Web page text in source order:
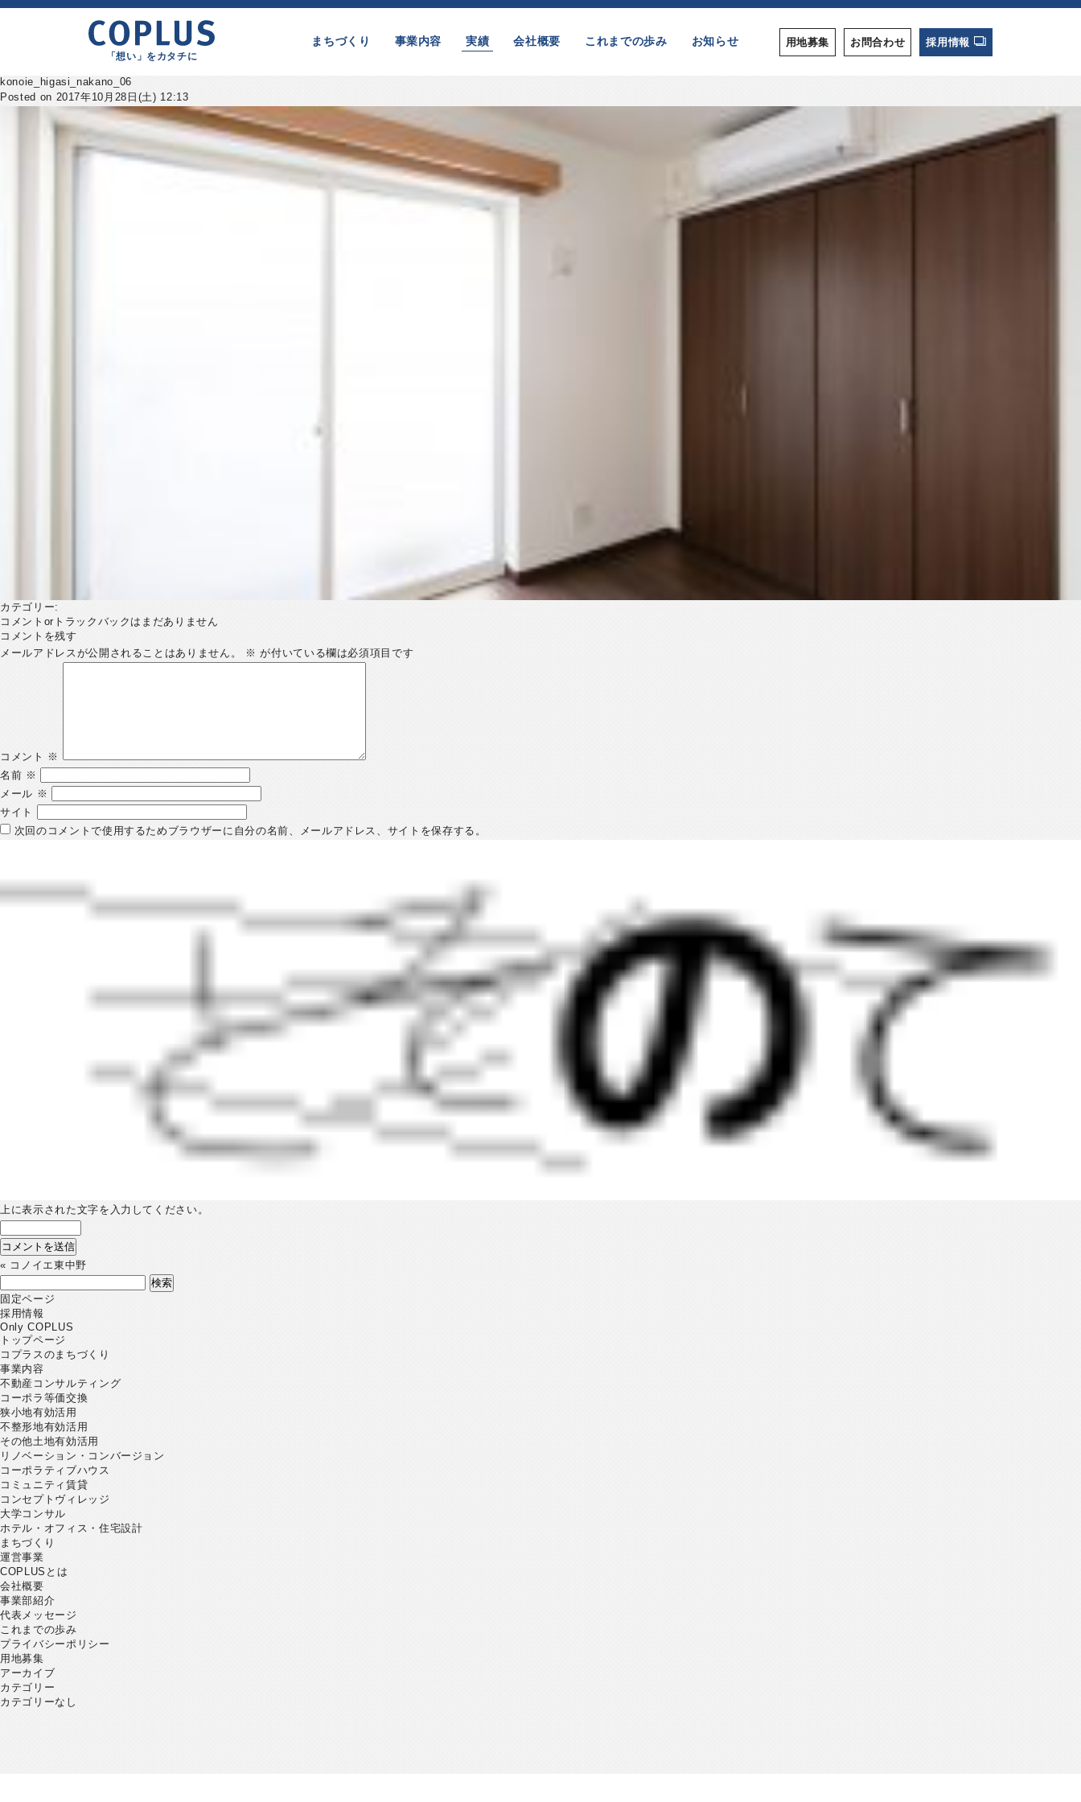
「想い」をカタチに
まちづくり 事業内容 実績 会社概要 これまでの歩み お知らせ 用地募集 お問合わせ 採用情報
konoie_higasi_nakano_06
Posted on 2017年10月28日(土) 12:13
カテゴリー:
コメントorトラックバックはまだありません
コメントを残す
メールアドレスが公開されることはありません。
※ が付いている欄は必須項目です
コメント
※
名前 ※
メール ※
サイト
次回のコメントで使用するためブラウザーに自分の名前、メールアドレス、サイトを保存する。
上に表示された文字を入力してください。
« コノイエ東中野
索:
固定ページ
採用情報
Only COPLUS
トップページ
コプラスのまちづくり
事業内容
不動産コンサルティング
コーポラ等価交換
狭小地有効活用
不整形地有効活用
その他土地有効活用
リノベーション・コンバージョン
コーポラティブハウス
コミュニティ賃貸
コンセプトヴィレッジ
大学コンサル
ホテル・オフィス・住宅設計
まちづくり
運営事業
COPLUSとは
会社概要
事業部紹介
代表メッセージ
これまでの歩み
プライバシーポリシー
用地募集
アーカイブ
カテゴリー
カテゴリーなし